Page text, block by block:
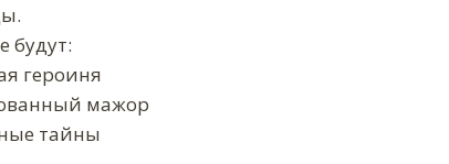
будут:
героиня
мажор
тайны